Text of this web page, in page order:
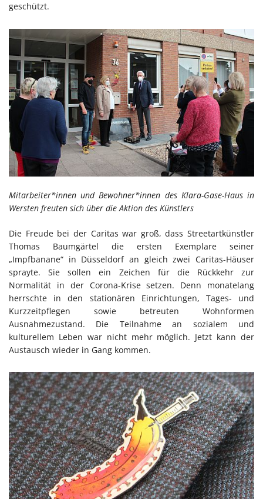
geschützt.
Mitarbeiter*innen und Bewohner*innen des Klara-Gase-Haus in
Wersten freuten sich über die Aktion des Künstlers
Die Freude bei der Caritas war groß, dass Streetartkünstler
Thomas Baumgärtel die ersten Exemplare seiner
„Impfbanane“ in Düsseldorf an gleich zwei Caritas-Häuser
sprayte. Sie sollen ein Zeichen für die Rückkehr zur
Normalität in der Corona-Krise setzen. Denn monatelang
herrschte in den stationären Einrichtungen, Tages- und
Kurzzeitpflegen sowie betreuten Wohnformen
Ausnahmezustand. Die Teilnahme an sozialem und
kulturellem Leben war nicht mehr möglich. Jetzt kann der
Austausch wieder in Gang kommen.